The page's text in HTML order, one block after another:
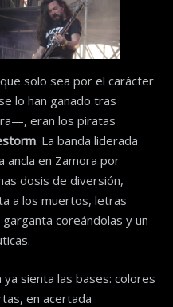
solo sea por el carácter
lo han ganado tras
eran los piratas
. La banda liderada
ancla en Zamora por
dosis de diversión,
a los muertos, letras
coreándolas y un
sienta las bases: colores
en acertada